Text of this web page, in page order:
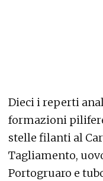
Dieci i reperti
formazioni
stelle filanti al
Tagliamento,
Portogruaro e